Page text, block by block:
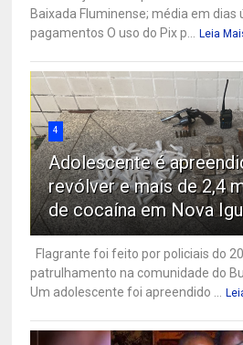
Baixada Fluminense; média em dias
pagamentos O uso do Pix p... Leia
4
Adolescente é
revólver e mais de 2,4
de cocaína em Nova
Flagrante foi feito por policiais do
patrulhamento na comunidade do
Um adolescente foi apreendido ...